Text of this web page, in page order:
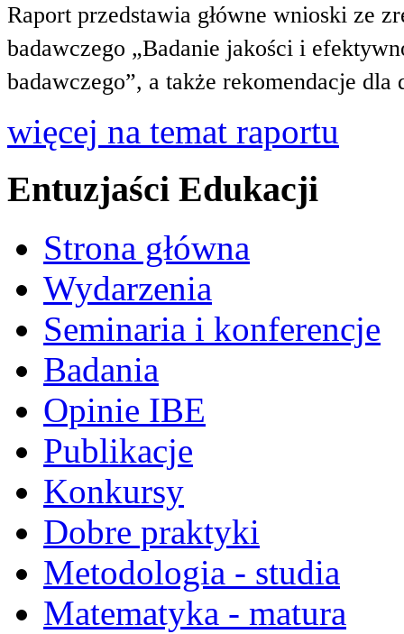
Raport przedstawia główne wnioski ze
badawczego „Badanie jakości i
badawczego”, a także rekomendacje
więcej na temat raportu
Entuzjaści Edukacji
Strona główna
Wydarzenia
Seminaria i konferencje
Badania
Opinie IBE
Publikacje
Konkursy
Dobre praktyki
Metodologia - studia
Matematyka - matura